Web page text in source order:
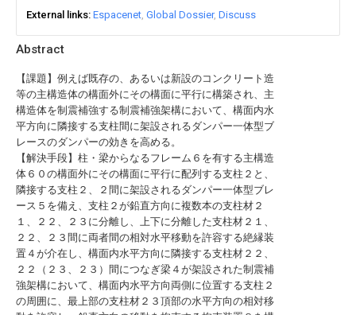
Abstract
【課題】例えば既存の、あるいは新設のコンクリート造
等の主構造体の構面外にその構面に平行に構築され、主
構造体を制震補強する制震補強架構において、構面内水
平方向に隣接する支柱間に架設されるダンパー一体型ブ
レースのダンパーの効きを高める。
【解決手段】柱・梁からなるフレーム６を有する主構造
体６０の構面外にその構面に平行に配列する支柱２と、
隣接する支柱２、２間に架設されるダンパー一体型ブレ
ース５を備え、支柱２が鉛直方向に複数本の支柱材２
１、２２、２３に分離し、上下に分離した支柱材２１、
２２、２３間に両者間の相対水平移動を許容する絶縁装
置４が介在し、構面内水平方向に隣接する支柱材２２、
２２（２３、２３）間につなぎ梁４が架設された制震補
強架構において、構面内水平方向両側に位置する支柱２
の周囲に、最上部の支柱材２３頂部の水平方向の相対移
External links Espacenet Global Dossier Discuss